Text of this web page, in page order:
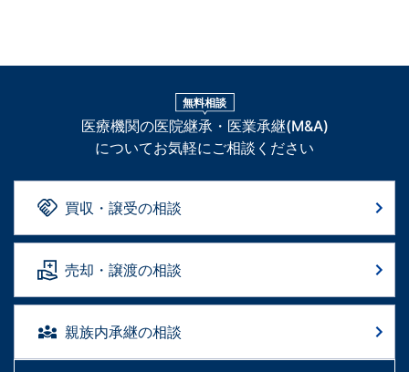
無料相談
医療機関の医院継承・医業承継(M&A)
についてお気軽にご相談ください
買収・譲受の相談
売却・譲渡の相談
親族内承継の相談